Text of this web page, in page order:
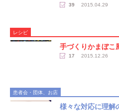
39 2015.04.29
レシピ
手づくりかまぼこ
17 2015.12.26
患者会・団体、お店
様々な対応に理解